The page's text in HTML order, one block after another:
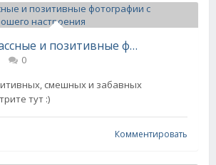
Зачетные, классные и позитивные фотографии с надписями для хорошего настроения
0
смешных и забавных
тут :)
Комментировать